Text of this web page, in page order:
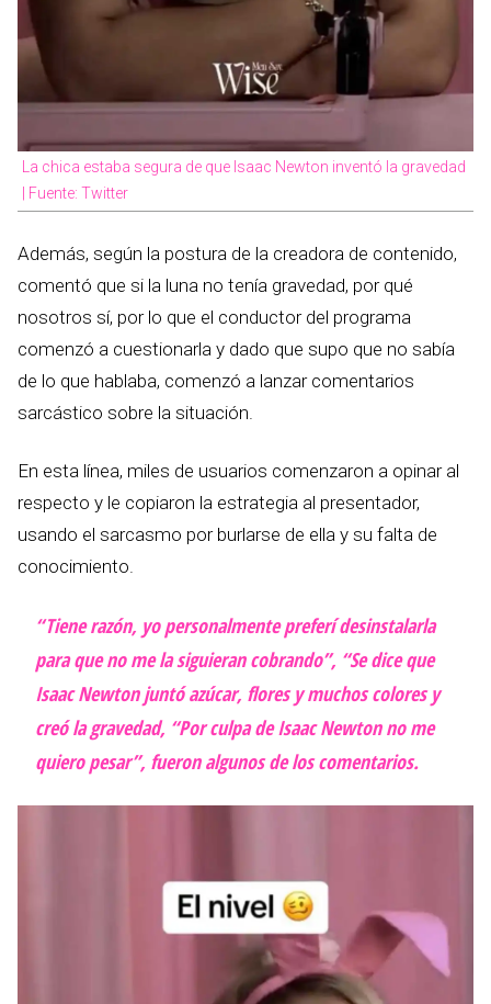
La chica estaba segura de que Isaac Newton inventó la gravedad
| Fuente: Twitter
Además, según la postura de la creadora de contenido,
comentó que si la luna no tenía gravedad, por qué
nosotros sí, por lo que el conductor del programa
comenzó a cuestionarla y dado que supo que no sabía
de lo que hablaba, comenzó a lanzar comentarios
sarcástico sobre la situación.
En esta línea, miles de usuarios comenzaron a opinar al
respecto y le copiaron la estrategia al presentador,
usando el sarcasmo por burlarse de ella y su falta de
conocimiento.
“Tiene razón, yo personalmente preferí desinstalarla
para que no me la siguieran cobrando”, “Se dice que
Isaac Newton juntó azúcar, flores y muchos colores y
creó la gravedad, “Por culpa de Isaac Newton no me
quiero pesar”, fueron algunos de los comentarios.